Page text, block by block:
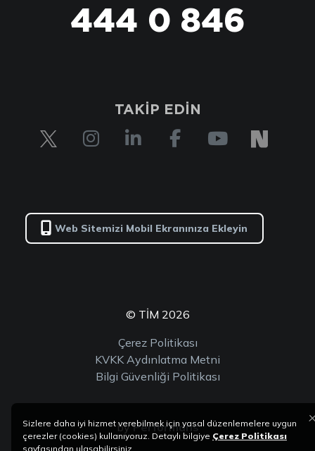
444 0 846
TAKİP EDİN
Web Sitemizi Mobil Ekranınıza Ekleyin
© TİM 2026
Çerez Politikası
KVKK Aydınlatma Metni
Bilgi Güvenliği Politikası
byPerformans
Sizlere daha iyi hizmet verebilmek için yasal düzenlemelere uygun
çerezler (cookies) kullanıyoruz. Detaylı bilgiye Çerez Politikası
sayfasından ulaşabilirsiniz.